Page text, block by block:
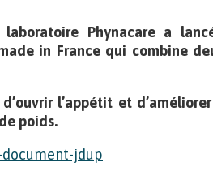
Phynacare a
in France qui combine
l’appétit et
poids.